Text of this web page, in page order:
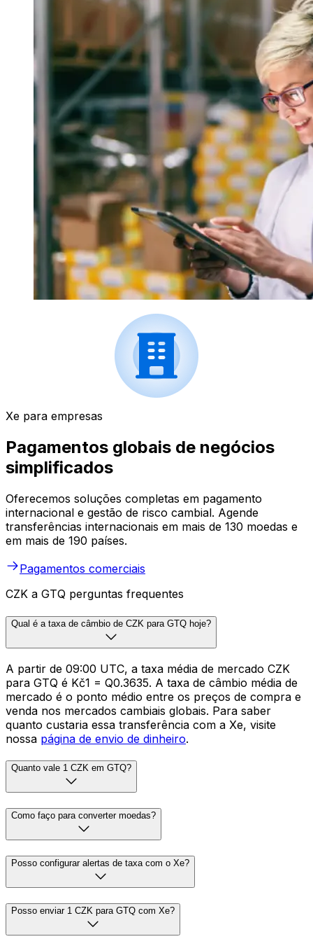
Xe para empresas
Pagamentos globais de negócios
simplificados
Oferecemos soluções completas em pagamento
internacional e gestão de risco cambial. Agende
transferências internacionais em mais de 130 moedas e
em mais de 190 países.
Pagamentos comerciais
CZK a GTQ perguntas frequentes
Qual é a taxa de câmbio de CZK para GTQ hoje?
A partir de 09:00 UTC, a taxa média de mercado CZK
para GTQ é Kč1 = Q0.3635. A taxa de câmbio média de
mercado é o ponto médio entre os preços de compra e
venda nos mercados cambiais globais. Para saber
quanto custaria essa transferência com a Xe, visite
nossa página de envio de dinheiro.
Quanto vale 1 CZK em GTQ?
Como faço para converter moedas?
Posso configurar alertas de taxa com o Xe?
Posso enviar 1 CZK para GTQ com Xe?